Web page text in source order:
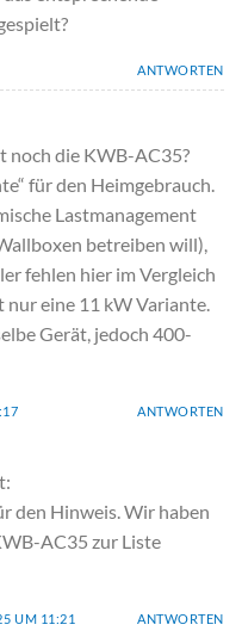
ANTWORTEN
noch die KWB-AC35?
für den Heimgebrauch.
Lastmanagement
betreiben will),
fehlen hier im Vergleich
nur eine 11 kW Variante.
Gerät, jedoch 400-
ANTWORTEN
den Hinweis. Wir haben
AC35 zur Liste
UM 11:21 ANTWORTEN